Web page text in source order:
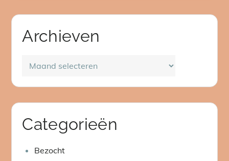
Archieven
Archieven
Categorieën
Bezocht